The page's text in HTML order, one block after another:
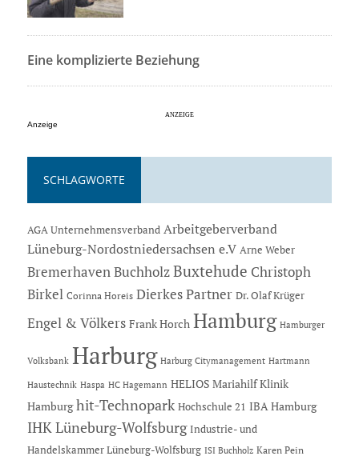
Eine komplizierte Beziehung
Anzeige
SCHLAGWORTE
AGA Unternehmensverband Arbeitgeberverband
Lüneburg-Nordostniedersachsen e.V Arne Weber
Bremerhaven Buchholz Buxtehude Christoph
Birkel Corinna Horeis Dierkes Partner Dr. Olaf Krüger
Engel & Völkers Frank Horch Hamburg Hamburger
Volksbank Harburg Harburg Citymanagement Hartmann
Haustechnik Haspa HC Hagemann HELIOS Mariahilf Klinik
Hamburg hit-Technopark Hochschule 21 IBA Hamburg
IHK Lüneburg-Wolfsburg Industrie- und
Handelskammer Lüneburg-Wolfsburg ISI Buchholz Karen Pein